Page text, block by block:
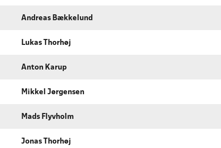
Andreas Bækkelund
Lukas Thorhøj
Anton Karup
Mikkel Jørgensen
Mads Flyvholm
Jonas Thorhøj